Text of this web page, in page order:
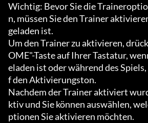
Wichtig: Bevor Sie die
n, müssen Sie den Trainer
geladen ist.
Um den Trainer zu aktivieren,
OME"-Taste auf Ihrer Tastatur,
eladen ist oder während des
f den Aktivierungston.
Nachdem der Trainer aktiviert
ktiv und Sie können auswählen,
ptionen Sie aktivieren möchten.